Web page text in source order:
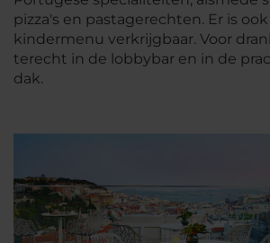
pizza's en pastagerechten. Er is ook
kindermenu verkrijgbaar. Voor
terecht in de lobbybar en in de
dak.